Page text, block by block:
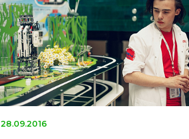
28.09.2016